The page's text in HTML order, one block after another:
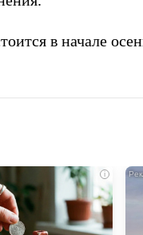
в начале
i